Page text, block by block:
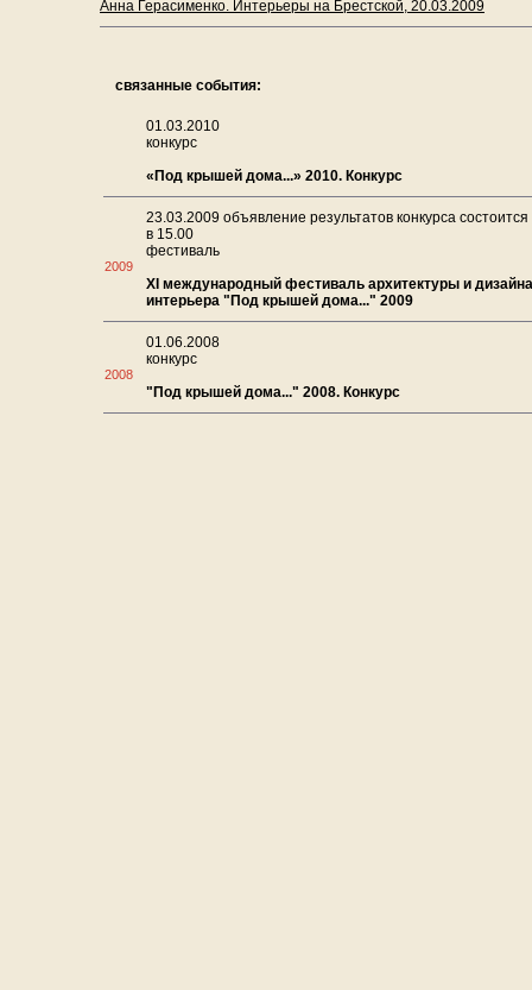
Анна Герасименко. Интерьеры на Брестской, 20.03.2009
связанные события:
01.03.2010
конкурс
«Под крышей дома...» 2010. Конкурс
2009
23.03.2009 объявление результатов конкурса
в 15.00
фестиваль
XI международный фестиваль архитектуры и дизайна
интерьера "Под крышей дома..." 2009
2008
01.06.2008
конкурс
"Под крышей дома..." 2008. Конкурс